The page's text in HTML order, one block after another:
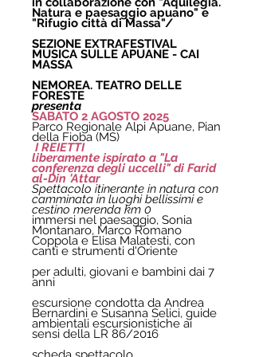
Natura e paesaggio apuano" e
"Rifugio città di Massa"/
SEZIONE EXTRAFESTIVAL
MUSICA SULLE APUANE - CAI
MASSA
NEMOREA. TEATRO DELLE
FORESTE
presenta
SABATO 2 AGOSTO 2025
Parco Regionale Alpi Apuane, Pian
della Fioba (MS)
I REIETTI
liberamente ispirato a "La
conferenza degli uccelli" di Farid
al-Din 'Attar
Spettacolo itinerante in natura con
camminata in luoghi bellissimi e
cestino merenda km 0
immersi nel paesaggio, Sonia
Montanaro, Marco Romano
Coppola e Elisa Malatesti, con
canti e strumenti d'Oriente
per adulti, giovani e bambini dai 7
anni
escursione condotta da Andrea
Bernardini e Susanna Selici, guide
ambientali escursionistiche ai
sensi della LR 86/2016